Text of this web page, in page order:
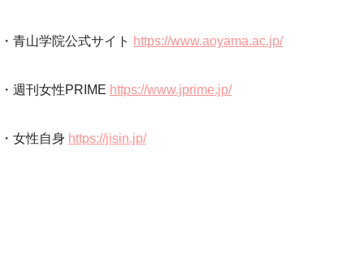
・青山学院公式サイト https://www.aoyama.ac.jp/
・週刊女性PRIME https://www.jprime.jp/
・女性自身 https://jisin.jp/